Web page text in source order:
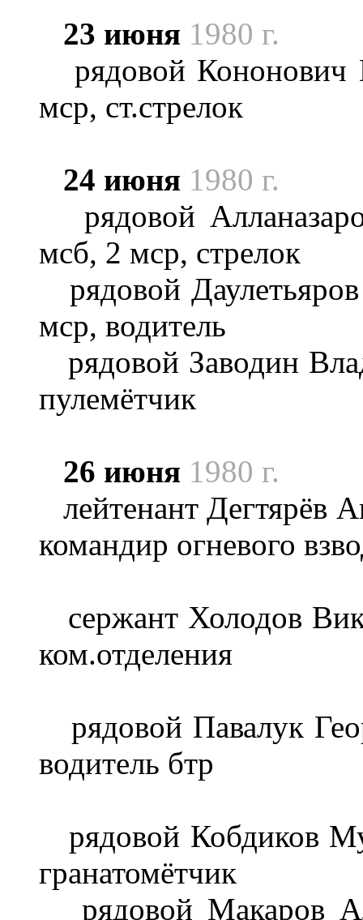
23 июня 1980 г.
рядовой Кононович
мср, ст.стрелок
24 июня 1980 г.
рядовой
мсб, 2 мср, стрелок
рядовой
мср, водитель
рядовой Заводин
пулемётчик
26 июня 1980 г.
лейтенант Дегтярёв
командир огневого
сержант Холодов
ком.отделения
рядовой Павалук
водитель бтр
рядовой Кобдиков
гранатомётчик
рядовой Макаров